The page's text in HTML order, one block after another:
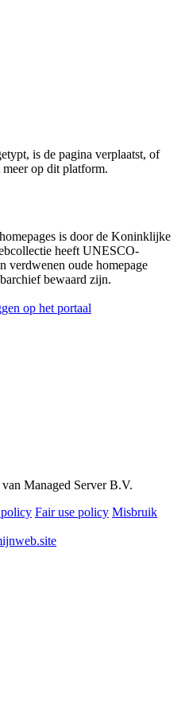
is de pagina verplaatst, of
meer op dit platform.
is door de Koninklijke
heeft UNESCO-
verdwenen oude homepage
bewaard zijn.
op het portaal
Managed Server B.V.
Fair use policy Misbruik